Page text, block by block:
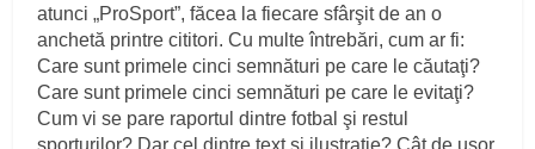
atunci „ProSport”, făcea la fiecare sfârşit de an o
anchetă printre cititori. Cu multe întrebări, cum ar fi:
Care sunt primele cinci semnături pe care le căutaţi?
Care sunt primele cinci semnături pe care le evitaţi?
Cum vi se pare raportul dintre fotbal şi restul
sporturilor? Dar cel dintre text şi ilustraţie? Cât de uşor